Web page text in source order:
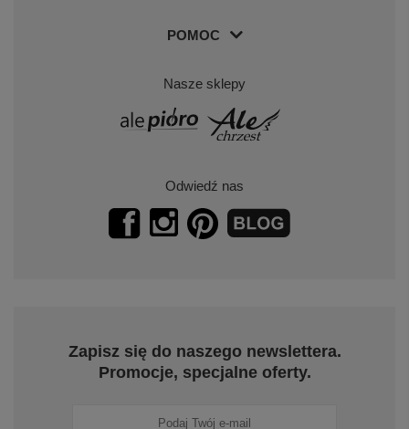
POMOC
Nasze sklepy
Odwiedź nas
Zapisz się do naszego newslettera.
Promocje, specjalne oferty.